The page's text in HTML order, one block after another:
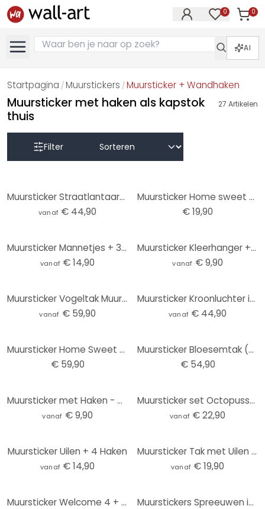
0 0
AI
Startpagina / Muurstickers /Muursticker + Wandhaken
Muursticker met haken als kapstok
thuis
27 Artikelen
Filter
Muursticker Straatlantaarn + Haken
vanaf € 44,90
Muursticker Home sweet Home (2-kleurig) incl. 5 haken
€ 19,90
Muursticker Mannetjes + 3 Haken
vanaf € 14,90
Muursticker Kleerhanger + Haken
vanaf € 9,90
Muursticker Vogeltak Muursticker incl. 3 wandhaken Bullet
vanaf € 59,90
Muursticker Kroonluchter incl. 3 wandhaken
vanaf € 44,90
Muursticker Home Sweet Home met Vlinders incl. 3 wandhaken
€ 59,90
Muursticker Bloesemtak (2-kleurig) met Wandhaken
€ 54,90
Muursticker met Haken - Her His
vanaf € 9,90
Muursticker set Octopussen + 4 Haken
vanaf € 22,90
Muursticker Uilen + 4 Haken
vanaf € 14,90
Muursticker Tak met Uilen + 4 Haken
vanaf € 19,90
Muursticker Welcome 4 + 4 Haken Muurstickers Spreeuwen incl. 3 wandhaken Bullet